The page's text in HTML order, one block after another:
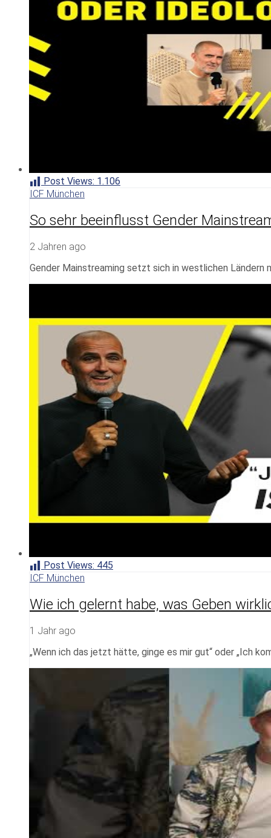
Post Views: 1.106
ICF München
So sehr beeinflusst Gender
2 Jahren ago
Gender Mainstreaming setzt sich in westlichen Ländern
Post Views: 445
ICF München
Wie ich gelernt habe, was Geben
1 Jahr ago
„Wenn ich das jetzt hätte, ginge es mir gut“ oder „Ich